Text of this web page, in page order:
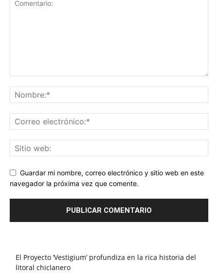
Guardar mi nombre, correo electrónico y sitio web en este
navegador la próxima vez que comente.
El Proyecto ‘Vestigium’ profundiza en la rica historia del
litoral chiclanero